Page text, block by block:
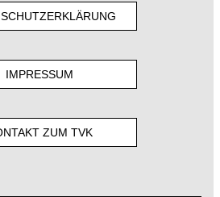
IMPRESSUM
ZUM TVK